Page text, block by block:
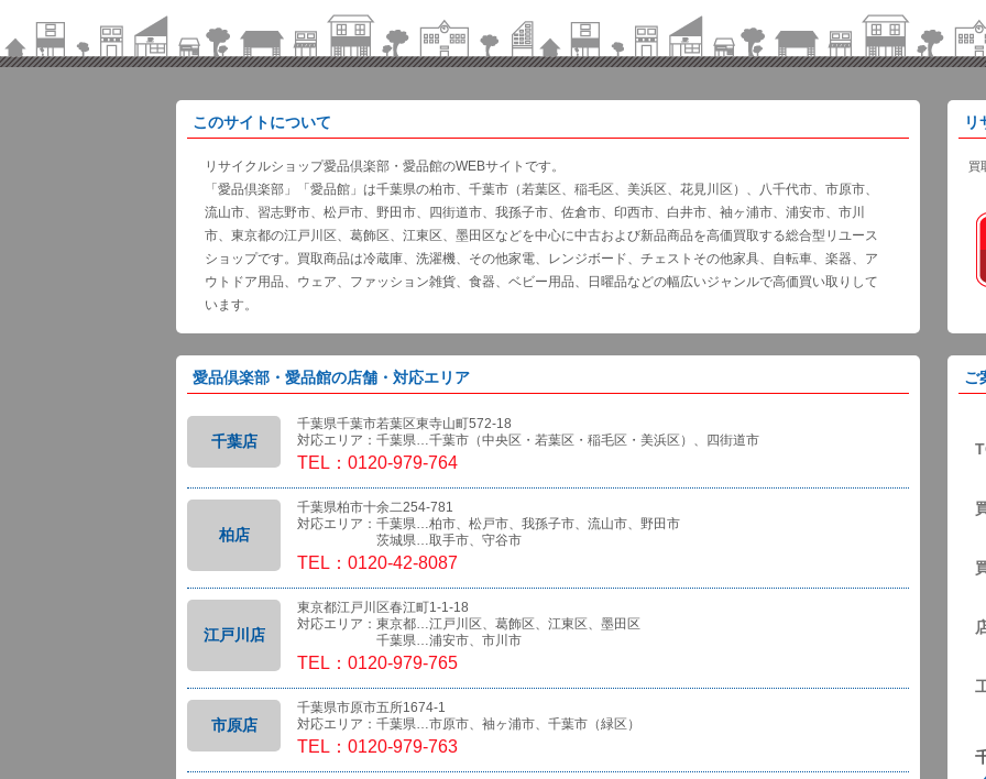
このサイトについて
リサイクルショップ愛品倶楽部・愛品館のWEBサイトです。
「愛品倶楽部」「愛品館」は千葉県の柏市、千葉市（若葉区、稲毛区、美浜区、花見川区）、八千代市、市原市、
流山市、習志野市、松戸市、野田市、四街道市、我孫子市、佐倉市、印西市、白井市、袖ヶ浦市、浦安市、市川
市、東京都の江戸川区、葛飾区、江東区、墨田区などを中心に中古および新品商品を高価買取する総合型リユース
ショップです。買取商品は冷蔵庫、洗濯機、その他家電、レンジボード、チェストその他家具、自転車、楽器、ア
ウトドア用品、ウェア、ファッション雑貨、食器、ベビー用品、日曜品などの幅広いジャンルで高価買い取りして
います。
リ
買
愛品倶楽部・愛品館の店舗・対応エリア
千葉店
千葉県千葉市若葉区東寺山町572-18
対応エリア：千葉県…千葉市（中央区・若葉区・稲毛区・美浜区）、四街道市
TEL：0120-979-764
柏店
千葉県柏市十余二254-781
対応エリア：千葉県…柏市、松戸市、我孫子市、流山市、野田市
茨城県…取手市、守谷市
TEL：0120-42-8087
江戸川店
東京都江戸川区春江町1-1-18
対応エリア：東京都…江戸川区、葛飾区、江東区、墨田区
千葉県…浦安市、市川市
TEL：0120-979-765
市原店
千葉県市原市五所1674-1
対応エリア：千葉県…市原市、袖ヶ浦市、千葉市（緑区）
TEL：0120-979-763
ご